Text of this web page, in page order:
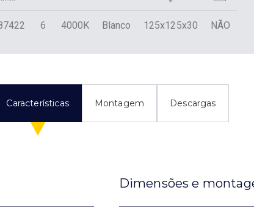
6 4000K Blanco 125x125x30 NÃO
Características Montagem Descargas
Dimensões e